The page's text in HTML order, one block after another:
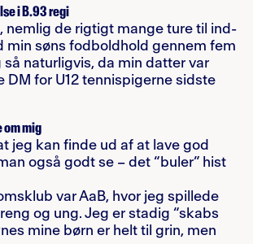
i B.93 regi
nemlig de rigtigt mange ture til ind-
min søns fodboldhold gennem fem
så naturligvis, da min datter var
DM for U12 tennispigerne sidste
om mig
jeg kan finde ud af at lave god
også godt se – det “buler” hist
var AaB, hvor jeg spillede
og ung. Jeg er stadig “skabs
mine børn er helt til grin, men